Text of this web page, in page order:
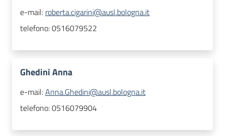
e-mail: roberta.cigarini@ausl.bologna.it
telefono:0516079522
Ghedini Anna
e-mail:Anna.Ghedini@ausl.bologna.it
telefono:0516079904